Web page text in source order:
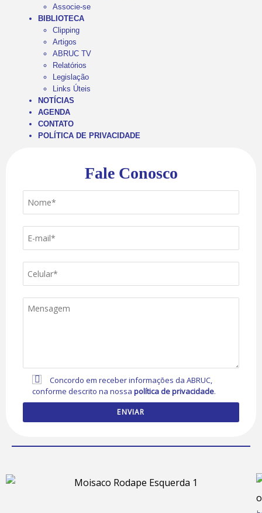
Associe-se
BIBLIOTECA
Clipping
Artigos
ABRUC TV
Relatórios
Legislação
Links Úteis
NOTÍCIAS
AGENDA
CONTATO
POLÍTICA DE PRIVACIDADE
Fale Conosco
Concordo em receber informações da ABRUC,
conforme descrito na nossapolítica de privacidade.